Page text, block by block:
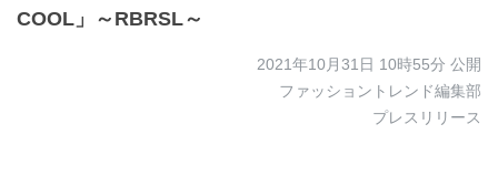
COOL」～RBRSL～
2021年10月31日 10時55分 公開
ファッショントレンド編集部
プレスリリース